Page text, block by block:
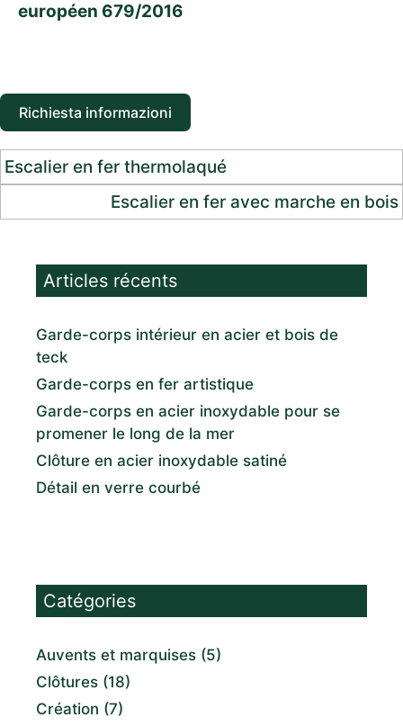
européen 679/2016
Richiesta informazioni
Escalier en fer thermolaqué
Escalier en fer avec marche en bois
Articles récents
Garde-corps intérieur en acier et bois de
teck
Garde-corps en fer artistique
Garde-corps en acier inoxydable pour se
promener le long de la mer
Clôture en acier inoxydable satiné
Détail en verre courbé
Catégories
Auvents et marquises (5)
Clôtures (18)
Création (7)